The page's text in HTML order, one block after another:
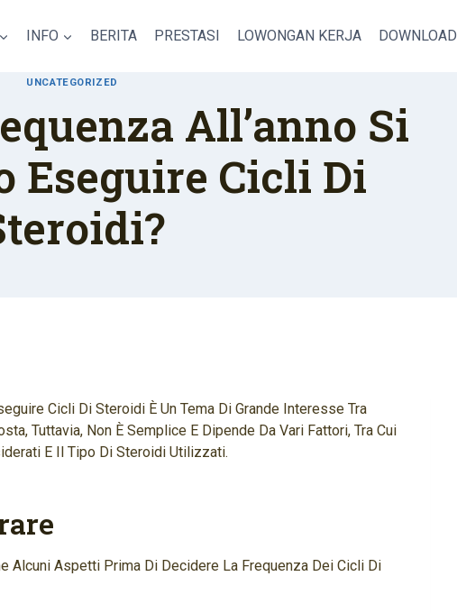
INFO BERITA PRESTASI LOWONGAN KERJA DOWNLOAD
UNCATEGORIZED
All’anno Si
Eseguire Cicli Di
Cicli Di Steroidi È Un Tema Di Grande Interesse Tra
Tuttavia, Non È Semplice E Dipende Da Vari Fattori, Tra Cui
E Il Tipo Di Steroidi Utilizzati.
Alcuni Aspetti Prima Di Decidere La Frequenza Dei Cicli Di